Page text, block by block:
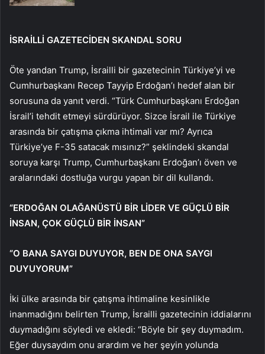
İSRAİLLİ GAZETECİDEN SKANDAL SORU
Öte yandan Trump, İsrailli bir gazetecinin Türkiye’yi ve
Cumhurbaşkanı Recep Tayyip Erdoğan’ı hedef alan bir
sorusuna da yanıt verdi. “Türk Cumhurbaşkanı Erdoğan
İsrail’i tehdit etmeyi sürdürüyor. Sizce İsrail ile Türkiye
arasında bir çatışma çıkma ihtimali var mı? Ayrıca
Türkiye’ye F-35 satacak mısınız?” şeklindeki skandal
soruya karşı Trump, Cumhurbaşkanı Erdoğan’ı öven ve
aralarındaki dostluğa vurgu yapan bir dil kullandı.
“ERDOĞAN OLAĞANÜSTÜ BİR LİDER VE GÜÇLÜ BİR
İNSAN, ÇOK GÜÇLÜ BİR İNSAN”
“O BANA SAYGI DUYUYOR, BEN DE ONA SAYGI
DUYUYORUM”
İki ülke arasında bir çatışma ihtimaline kesinlikle
inanmadığını belirten Trump, İsrailli gazetecinin iddialarını
duymadığını söyledi ve ekledi: “Böyle bir şey duymadım.
Eğer duysaydım onu arardım ve her şeyin yolunda